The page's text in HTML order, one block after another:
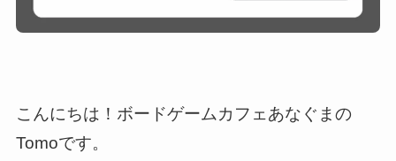
こんにちは！ボードゲームカフェあなぐまの
Tomoです。